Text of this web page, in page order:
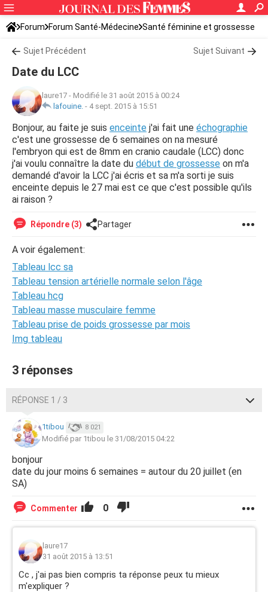
Forum Forum Santé-Médecine Santé féminine et grossesse
Sujet Précédent Sujet Suivant
Date du LCC
laure17 - Modifié le 31 août 2015 à 00:24
lafouine. - 4 sept. 2015 à 15:51
Bonjour, au faite je suis enceinte j'ai fait une échographie
c'est une grossesse de 6 semaines on na mesuré
l'embryon qui est de 8mm en cranio caudale (LCC) donc
j'ai voulu connaître la date du début de grossesse on m'a
demandé d'avoir la LCC j'ai écris et sa m'a sorti je suis
enceinte depuis le 27 mai est ce que c'est possible qu'ils
ai raison ?
Répondre (3) Partager
A voir également:
Tableau lcc sa
Tableau tension artérielle normale selon l'âge
Tableau hcg
Tableau masse musculaire femme
Tableau prise de poids grossesse par mois
Img tableau
3 réponses
RÉPONSE 1 / 3
1tibou 8 021
Modifié par 1tibou le 31/08/2015 04:22
bonjour
date du jour moins 6 semaines = autour du 20 juillet (en
SA)
Commenter 0
laure17
31 août 2015 à 13:51
Cc , j'ai pas bien compris ta réponse peux tu mieux
m'expliquer ?